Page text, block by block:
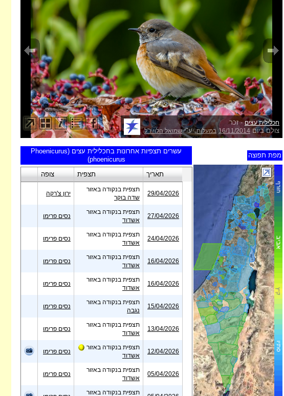
חכלילית עצים- זכר
צולם ביום16/11/2014 במעלות, ע"ישמואל הלוי ז"ל
מפת תפוצה
עשרים תצפיות אחרונות בחכלילית עצים (Phoenicurus
phoenicurus)
צופה
תצפית תאריך
ירון צ'רקה
תצפית בנקודה באזור
שדה בוקר
29/04/2026
נסים פרימו
תצפית בנקודה באזור
אשדוד
27/04/2026
נסים פרימו
תצפית בנקודה באזור
אשדוד
24/04/2026
נסים פרימו
תצפית בנקודה באזור
אשדוד
16/04/2026
נסים פרימו
תצפית בנקודה באזור
אשדוד
16/04/2026
נסים פרימו
תצפית בנקודה באזור
נגבה
15/04/2026
נסים פרימו
תצפית בנקודה באזור
אשדוד
13/04/2026
נסים פרימו
תצפית בנקודה באזור
אשדוד
12/04/2026
נסים פרימו
תצפית בנקודה באזור
אשדוד
05/04/2026
תצפית בנקודה באזור